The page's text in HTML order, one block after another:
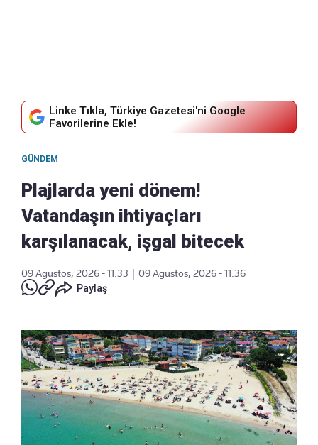
Linke Tıkla, Türkiye Gazetesi'ni Google
Favorilerine Ekle!
GÜNDEM
Plajlarda yeni dönem!
Vatandaşın ihtiyaçları
karşılanacak, işgal bitecek
09 Ağustos, 2026 - 11:33
09 Ağustos, 2026 - 11:36
Paylaş